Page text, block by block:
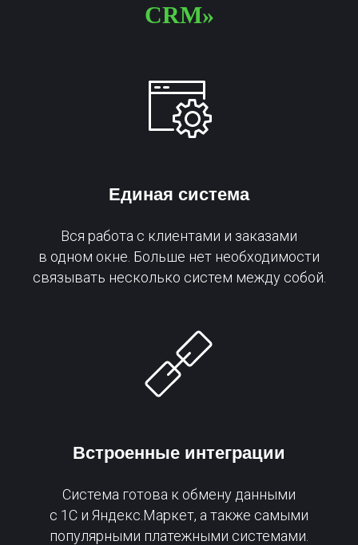
CRM»
Единая система
Вся работа с клиентами и заказами
в одном окне. Больше нет необходимости
связывать несколько систем между собой.
Встроенные интеграции
Система готова к обмену данными
с 1С и Яндекс.Маркет, а также самыми
популярными платежными системами.